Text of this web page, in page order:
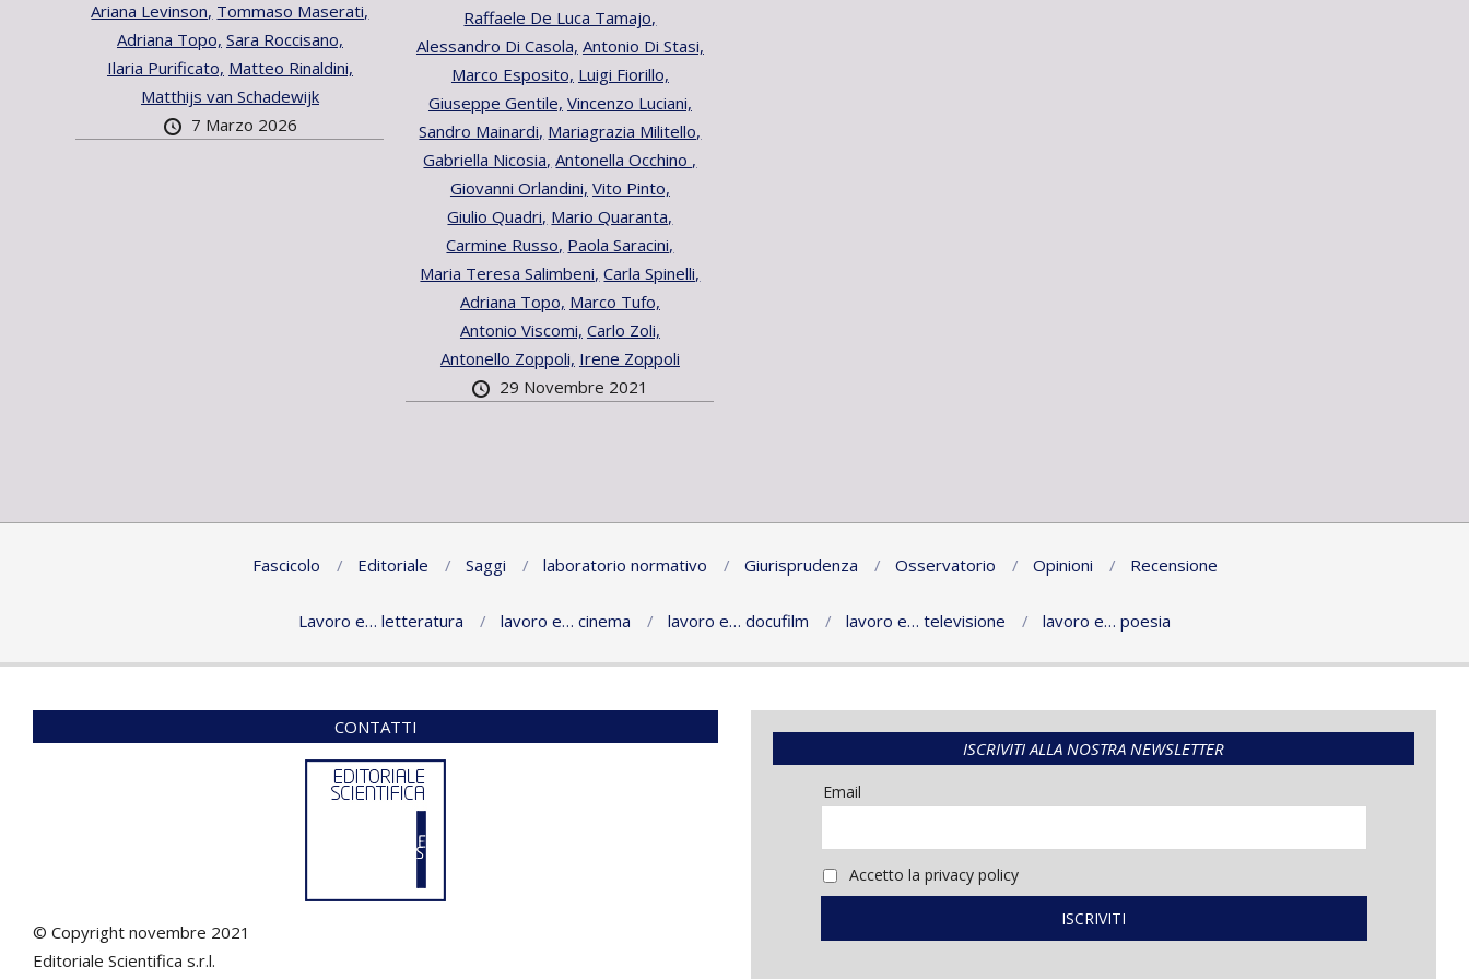
Ariana Levinson, Tommaso Maserati,
Adriana Topo, Sara Roccisano,
Ilaria Purificato, Matteo Rinaldini,
Matthijs van Schadewijk
7 Marzo 2026
Raffaele De Luca Tamajo,
Alessandro Di Casola, Antonio Di Stasi,
Marco Esposito, Luigi Fiorillo,
Giuseppe Gentile, Vincenzo Luciani,
Sandro Mainardi, Mariagrazia Militello,
Gabriella Nicosia, Antonella Occhino ,
Giovanni Orlandini, Vito Pinto,
Giulio Quadri, Mario Quaranta,
Carmine Russo, Paola Saracini,
Maria Teresa Salimbeni, Carla Spinelli,
Adriana Topo, Marco Tufo,
Antonio Viscomi, Carlo Zoli,
Antonello Zoppoli, Irene Zoppoli
29 Novembre 2021
Fascicolo Editoriale Saggi laboratorio normativo Giurisprudenza Osservatorio Opinioni Recensione
Lavoro e… letteratura lavoro e… cinema lavoro e… docufilm lavoro e… televisione lavoro e… poesia
CONTATTI
© Copyright novembre 2021
Editoriale Scientifica s.r.l.
ISCRIVITI ALLA NOSTRA NEWSLETTER
Email
Accetto la privacy policy